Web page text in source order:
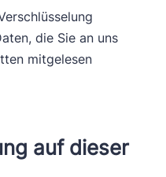
die Sie an uns
mitgelesen
auf dieser